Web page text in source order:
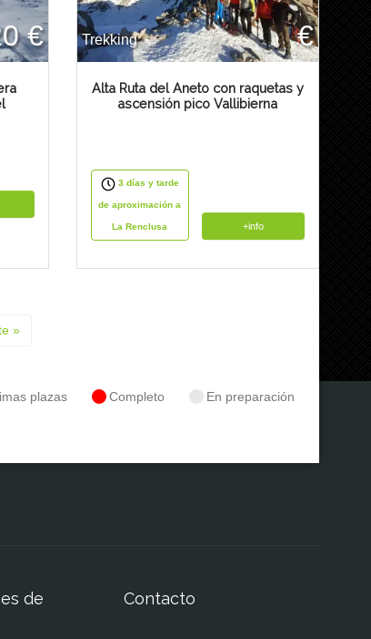
€ Trekking €
Alta Ruta del Aneto con raquetas y
ascensión pico Vallibierna
3 días y tarde
de aproximación a
La Renclusa +info
»
plazas Completo En preparación
de
Contacto